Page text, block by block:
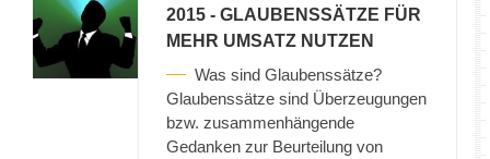
2015 - GLAUBENSSÄTZE FÜR
MEHR UMSATZ NUTZEN
Was sind Glaubenssätze?
Glaubenssätze sind Überzeugungen
bzw. zusammenhängende
Gedanken zur Beurteilung von